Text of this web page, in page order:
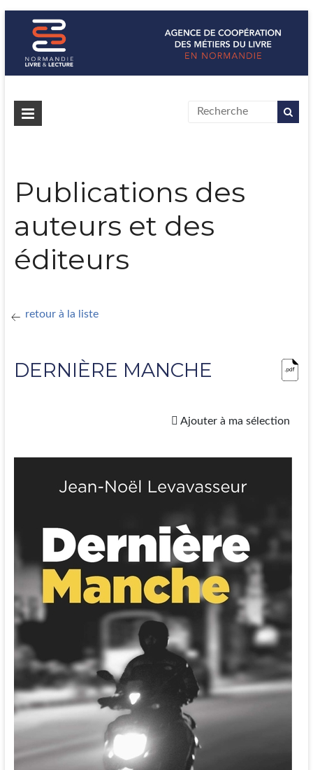
Normandie Livre & Lecture
L'agence de coopération des métiers du livre en Normandie
Publications des
auteurs et des
éditeurs
retour à la liste
DERNIÈRE MANCHE
Ajouter à ma sélection